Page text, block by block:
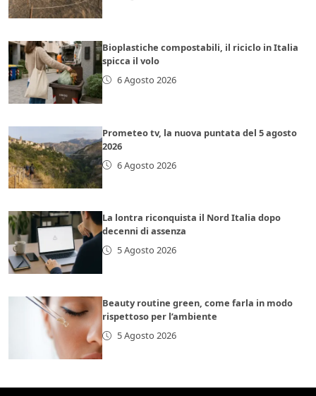
Bioplastiche compostabili, il riciclo in Italia
spicca il volo
6 Agosto 2026
Prometeo tv, la nuova puntata del 5 agosto
2026
6 Agosto 2026
La lontra riconquista il Nord Italia dopo
decenni di assenza
5 Agosto 2026
Beauty routine green, come farla in modo
rispettoso per l’ambiente
5 Agosto 2026